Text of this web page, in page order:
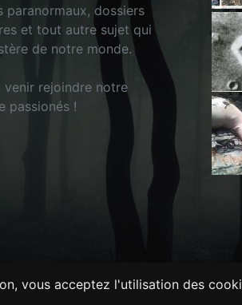
vous acceptez l'utilisation des
paranormaux, dossiers
et tout autre sujet qui
de notre monde.
venir rejoindre notre
passionés !